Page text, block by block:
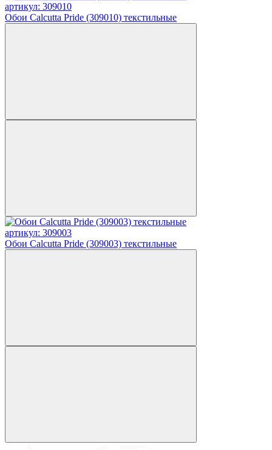
артикул: 309010
Обои Calcutta Pride (309010) текстильные
артикул: 309003
Обои Calcutta Pride (309003) текстильные